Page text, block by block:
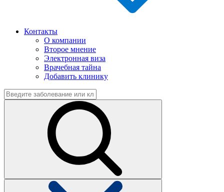
Контакты
О компании
Второе мнение
Электронная виза
Врачебная тайна
Добавить клинику